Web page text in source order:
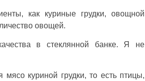
как куриные грудки, овощной
овощей.
в стеклянной банке. Я не
куриной грудки, то есть птицы,